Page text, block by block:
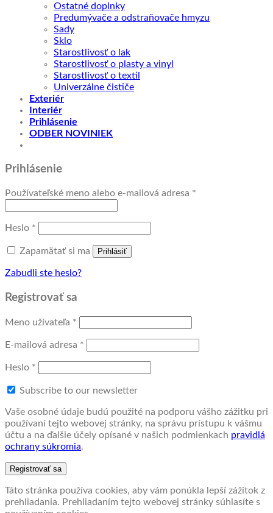
Ostatné doplnky
Predumývače a odstraňovače hmyzu
Sady
Sklo
Starostlivosť o lak
Starostlivosť o plasty a vinyl
Starostlivosť o textil
Univerzálne čističe
Exteriér
Interiér
Prihlásenie
ODBER NOVINIEK
Prihlásenie
Používateľské meno alebo e-mailová adresa *
Heslo *
Zapamätať si ma Prihlásiť
Zabudli ste heslo?
Registrovať sa
Meno užívateľa *
E-mailová adresa *
Heslo *
Subscribe to our newsletter
Vaše osobné údaje budú použité na podporu vášho zážitku pri
používaní tejto webovej stránky, na správu prístupu k vášmu
účtu a na ďalšie účely opísané v našich podmienkach pravidlá
ochrany súkromia.
Registrovať sa
Táto stránka používa cookies, aby vám ponúkla lepší zážitok z
prehliadania. Prehliadaním tejto webovej stránky súhlasíte s